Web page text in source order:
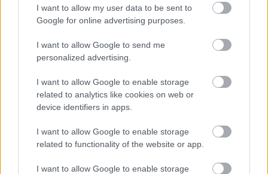
I want to allow my user data to be sent to
Google for online advertising purposes.
I want to allow Google to send me
personalized advertising.
I want to allow Google to enable storage
related to analytics like cookies on web or
device identifiers in apps.
I want to allow Google to enable storage
related to functionality of the website or app.
I want to allow Google to enable storage